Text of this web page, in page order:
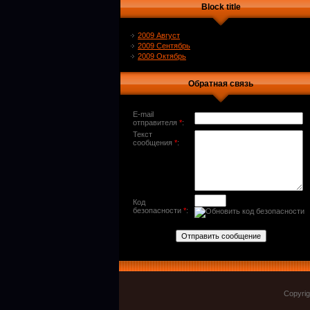
Block title
2009 Август
2009 Сентябрь
2009 Октябрь
Обратная связь
E-mail
отправителя *:
Текст
сообщения *:
Код
безопасности *: